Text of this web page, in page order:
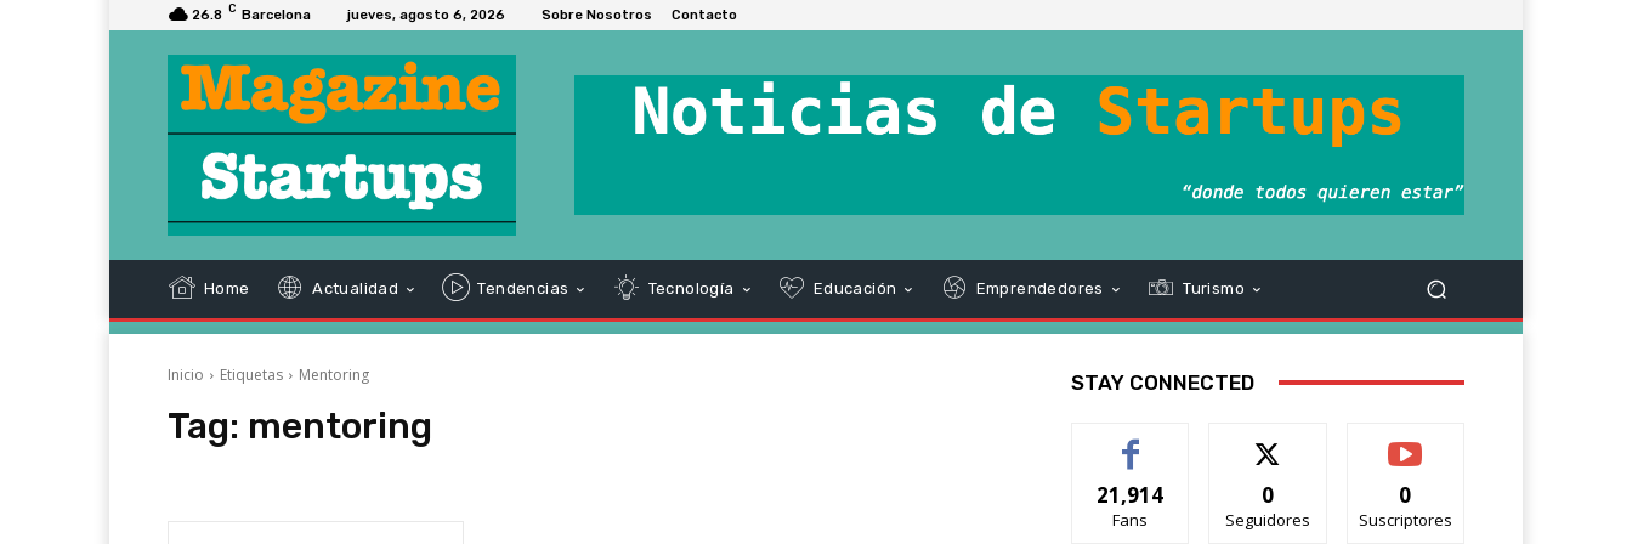
26.8 C Barcelona jueves, agosto 6, 2026 Sobre Nosotros Contacto
Home Actualidad Tendencias Tecnología Educación Emprendedores Turismo
Inicio Etiquetas Mentoring
Tag: mentoring
STAY CONNECTED
21,914
Fans
0
Seguidores
0
Suscriptores